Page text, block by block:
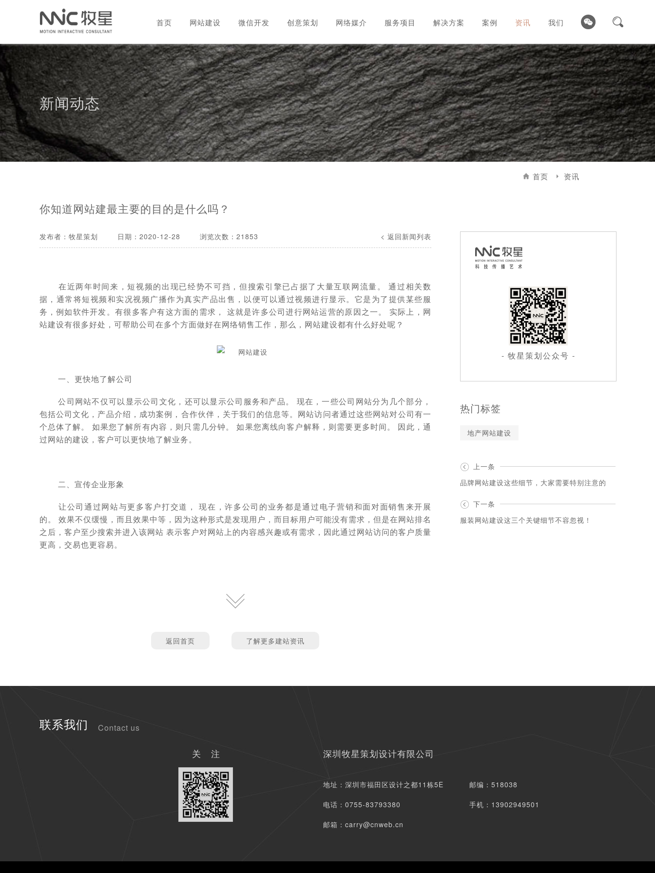
首页 网站建设 微信开发 创意策划 网络媒介 服务项目 解决方案 案例 资讯 我们
新闻动态
首页 资讯
你知道网站建最主要的目的是什么吗？
发布者：牧星策划 日期：2020-12-28 浏览次数：21853 < 返回新闻列表
在近两年时间来，短视频的出现已经势不可挡，但搜索引擎已占据了大量互联网流量。 通过相关数
据，通常将短视频和实况视频广播作为真实产品出售，以便可以通过视频进行显示。它是为了提供某些服
务，例如软件开发。有很多客户有这方面的需求， 这就是许多公司进行网站运营的原因之一。 实际上，网
站建设有很多好处，可帮助公司在多个方面做好在网络销售工作，那么，网站建设都有什么好处呢？
一、更快地了解公司
公司网站不仅可以显示公司文化，还可以显示公司服务和产品。 现在，一些公司网站分为几个部分，
包括公司文化，产品介绍，成功案例，合作伙伴，关于我们的信息等。网站访问者通过这些网站对公司有一
个总体了解。 如果您了解所有内容，则只需几分钟。 如果您离线向客户解释，则需要更多时间。 因此，通
过网站的建设，客户可以更快地了解业务。
二、宣传企业形象
让公司通过网站与更多客户打交道， 现在，许多公司的业务都是通过电子营销和面对面销售来开展
的。 效果不仅缓慢，而且效果中等，因为这种形式是发现用户，而目标用户可能没有需求，但是在网站排名
之后，客户至少搜索并进入该网站 表示客户对网站上的内容感兴趣或有需求，因此通过网站访问的客户质量
更高，交易也更容易。
返回首页 了解更多建站资讯
- 牧星策划公众号 -
热门标签
地产网站建设
上一条
品牌网站建设这些细节，大家需要特别注意的
下一条
服装网站建设这三个关键细节不容忽视！
联系我们 Contact us
关 注 深圳牧星策划设计有限公司
地址：深圳市福田区设计之都11栋5E 邮编：518038
电话：0755-83793380 手机：13902949501
邮箱：carry@cnweb.cn